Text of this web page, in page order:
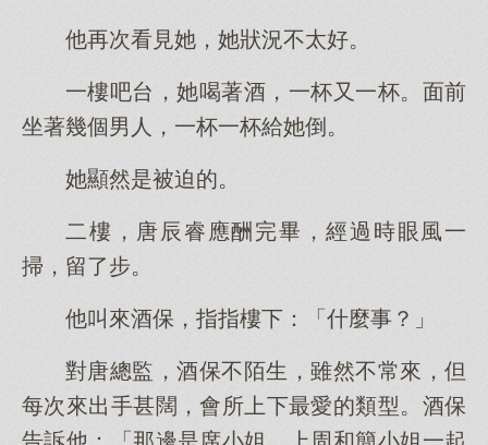
他再次看見她，她狀況不太好。
一樓吧台，她喝著酒，一杯又一杯。面前
坐著幾個男人，一杯一杯給她倒。
她顯然是被迫的。
二樓，唐辰睿應酬完畢，經過時眼風一
掃，留了步。
他叫來酒保，指指樓下：「什麼事？」
對唐總監，酒保不陌生，雖然不常來，但
每次來出手甚闊，會所上下最愛的類型。酒保